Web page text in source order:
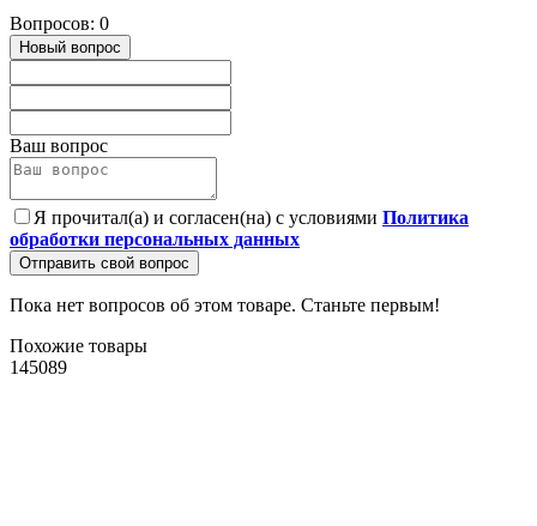
Вопросов: 0
Новый вопрос
Ваш вопрос
Я прочитал(а) и согласен(на) с условиями Политика
обработки персональных данных
Отправить свой вопрос
Пока нет вопросов об этом товаре. Станьте первым!
Похожие товары
145089